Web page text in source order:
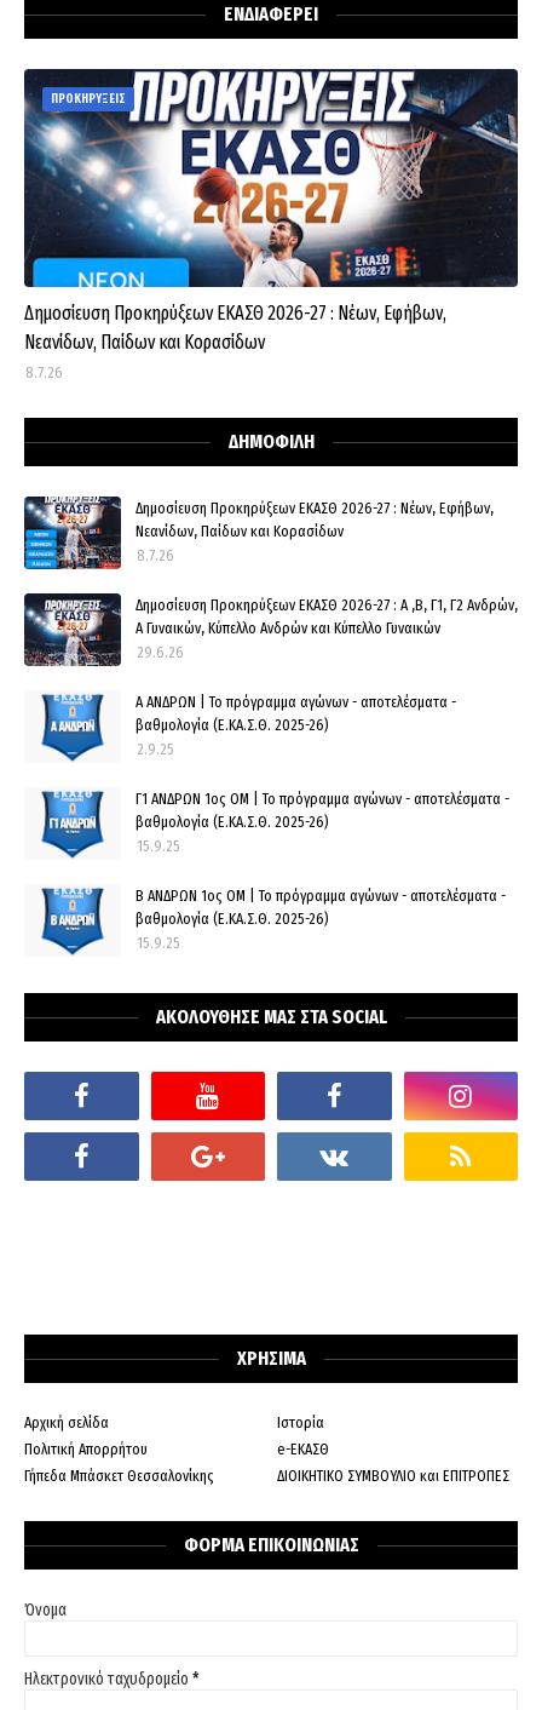
ΕΝΔΙΑΦΕΡΕΙ
ΠΡΟΚΗΡΥΞΕΙΣ
Δημοσίευση Προκηρύξεων ΕΚΑΣΘ 2026-27 : Νέων, Εφήβων,
Νεανίδων, Παίδων και Κορασίδων
8.7.26
ΔΗΜΟΦΙΛΗ
Δημοσίευση Προκηρύξεων ΕΚΑΣΘ 2026-27 : Νέων, Εφήβων,
Νεανίδων, Παίδων και Κορασίδων
8.7.26
Δημοσίευση Προκηρύξεων ΕΚΑΣΘ 2026-27 : Α ,Β, Γ1, Γ2 Ανδρών,
Α Γυναικών, Κύπελλο Ανδρών και Κύπελλο Γυναικών
29.6.26
Α ΑΝΔΡΩΝ | Το πρόγραμμα αγώνων - αποτελέσματα -
βαθμολογία (Ε.ΚΑ.Σ.Θ. 2025-26)
2.9.25
Γ1 ΑΝΔΡΩΝ 1ος ΟΜ | Το πρόγραμμα αγώνων - αποτελέσματα -
βαθμολογία (Ε.ΚΑ.Σ.Θ. 2025-26)
15.9.25
Β ΑΝΔΡΩΝ 1ος ΟΜ | Το πρόγραμμα αγώνων - αποτελέσματα -
βαθμολογία (Ε.ΚΑ.Σ.Θ. 2025-26)
15.9.25
ΑΚΟΛΟΥΘΗΣΕ ΜΑΣ ΣΤΑ SOCIAL
ΧΡΗΣΙΜΑ
Αρχική σελίδα
Ιστορία
Πολιτική Απορρήτου
e-ΕΚΑΣΘ
Γήπεδα Μπάσκετ Θεσσαλονίκης
ΔΙΟΙΚΗΤΙΚΟ ΣΥΜΒΟΥΛΙΟ και ΕΠΙΤΡΟΠΕΣ
ΦΟΡΜΑ ΕΠΙΚΟΙΝΩΝΙΑΣ
Όνομα
Ηλεκτρονικό ταχυδρομείο *